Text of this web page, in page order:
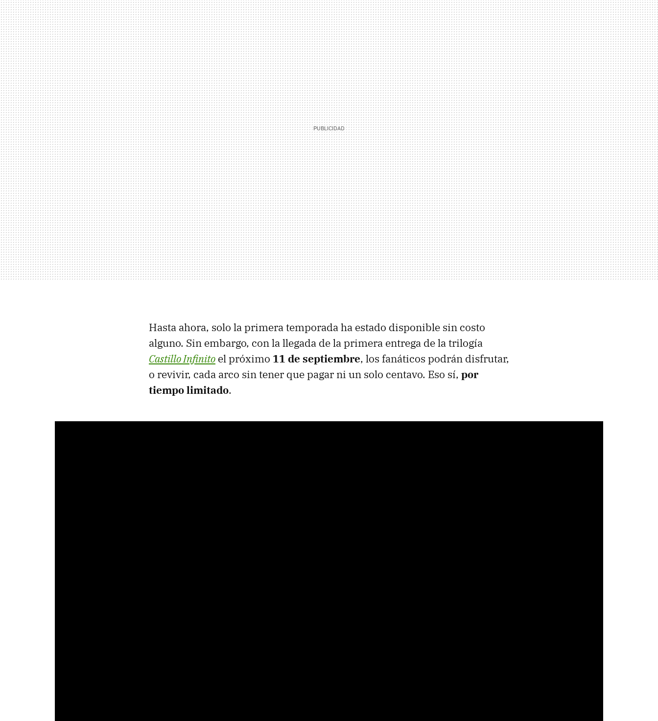
Hasta ahora, solo la primera temporada ha estado disponible sin costo
alguno. Sin embargo, con la llegada de la primera entrega de la trilogía
Castillo Infinito el próximo 11 de septiembre, los fanáticos podrán disfrutar,
o revivir, cada arco sin tener que pagar ni un solo centavo. Eso sí, por
tiempo limitado.